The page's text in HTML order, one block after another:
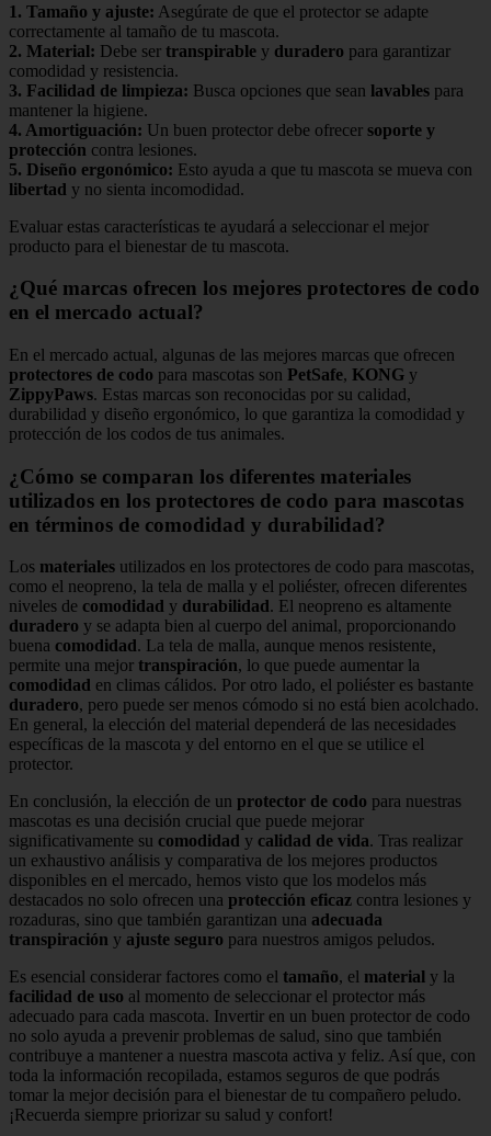
1. Tamaño y ajuste: Asegúrate de que el protector se adapte
correctamente al tamaño de tu mascota.
2. Material: Debe ser transpirable y duradero para garantizar
comodidad y resistencia.
3. Facilidad de limpieza: Busca opciones que sean lavables para
mantener la higiene.
4. Amortiguación: Un buen protector debe ofrecer soporte y
protección contra lesiones.
5. Diseño ergonómico: Esto ayuda a que tu mascota se mueva con
libertad y no sienta incomodidad.
Evaluar estas características te ayudará a seleccionar el mejor
producto para el bienestar de tu mascota.
¿Qué marcas ofrecen los mejores protectores de codo
en el mercado actual?
En el mercado actual, algunas de las mejores marcas que ofrecen
protectores de codo para mascotas son PetSafe, KONG y
ZippyPaws. Estas marcas son reconocidas por su calidad,
durabilidad y diseño ergonómico, lo que garantiza la comodidad y
protección de los codos de tus animales.
¿Cómo se comparan los diferentes materiales
utilizados en los protectores de codo para mascotas
en términos de comodidad y durabilidad?
Los materiales utilizados en los protectores de codo para mascotas,
como el neopreno, la tela de malla y el poliéster, ofrecen diferentes
niveles de comodidad y durabilidad . El neopreno es altamente
duradero y se adapta bien al cuerpo del animal, proporcionando
buena comodidad . La tela de malla, aunque menos resistente,
permite una mejor transpiración, lo que puede aumentar la
comodidad en climas cálidos. Por otro lado, el poliéster es bastante
duradero, pero puede ser menos cómodo si no está bien acolchado.
En general, la elección del material dependerá de las necesidades
específicas de la mascota y del entorno en el que se utilice el
protector.
En conclusión, la elección de un protector de codo para nuestras
mascotas es una decisión crucial que puede mejorar
significativamente su comodidad y calidad de vida. Tras realizar
un exhaustivo análisis y comparativa de los mejores productos
disponibles en el mercado, hemos visto que los modelos más
destacados no solo ofrecen una protección eficaz contra lesiones y
rozaduras, sino que también garantizan una adecuada
transpiración y ajuste seguro para nuestros amigos peludos.
Es esencial considerar factores como el tamaño, el material y la
facilidad de uso al momento de seleccionar el protector más
adecuado para cada mascota. Invertir en un buen protector de codo
no solo ayuda a prevenir problemas de salud, sino que también
contribuye a mantener a nuestra mascota activa y feliz. Así que, con
toda la información recopilada, estamos seguros de que podrás
tomar la mejor decisión para el bienestar de tu compañero peludo.
¡Recuerda siempre priorizar su salud y confort!